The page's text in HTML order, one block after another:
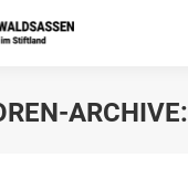
ARCHIVE: